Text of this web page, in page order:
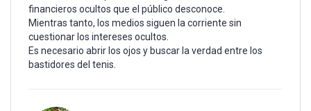
financieros ocultos que el público desconoce.
Mientras tanto, los medios siguen la corriente sin
cuestionar los intereses ocultos.
Es necesario abrir los ojos y buscar la verdad entre los
bastidores del tenis.